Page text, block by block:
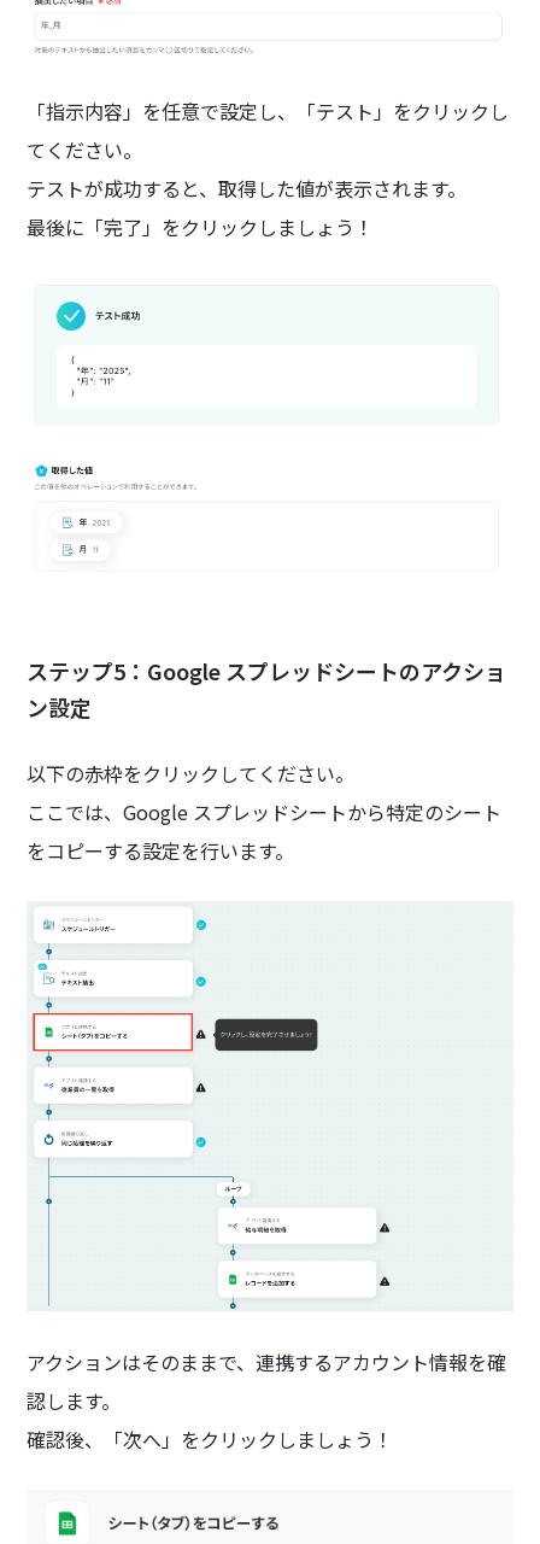
「指示内容」を任意で設定し、「テスト」をクリックし
てください。
テストが成功すると、取得した値が表示されます。
最後に「完了」をクリックしましょう！
ステップ5：Google スプレッドシートのアクショ
ン設定
以下の赤枠をクリックしてください。
ここでは、Google スプレッドシートから特定のシート
をコピーする設定を行います。
アクションはそのままで、連携するアカウント情報を確
認します。
確認後、「次へ」をクリックしましょう！